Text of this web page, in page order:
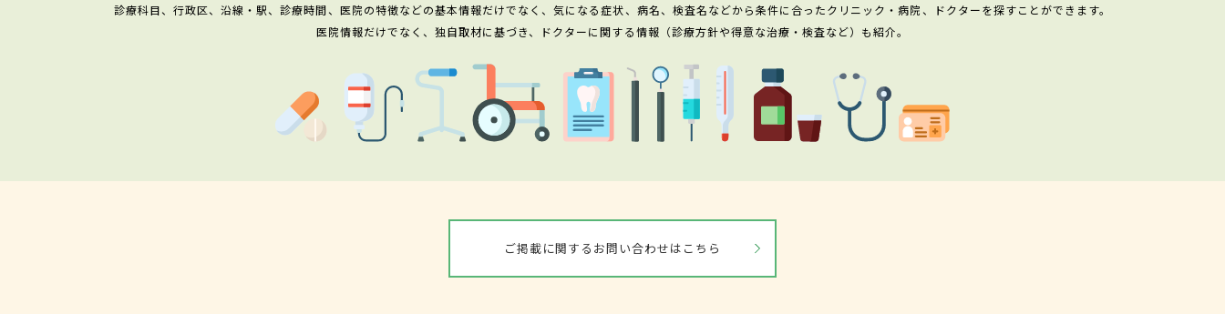
診療科目、行政区、沿線・駅、診療時間、医院の特徴などの基本情報だけでなく、気になる症状、病名、検査名などから条件に合ったクリニック・病院、ドクターを探すことができます。
医院情報だけでなく、独自取材に基づき、ドクターに関する情報（診療方針や得意な治療・検査など）も紹介。
ご掲載に関するお問い合わせはこちら